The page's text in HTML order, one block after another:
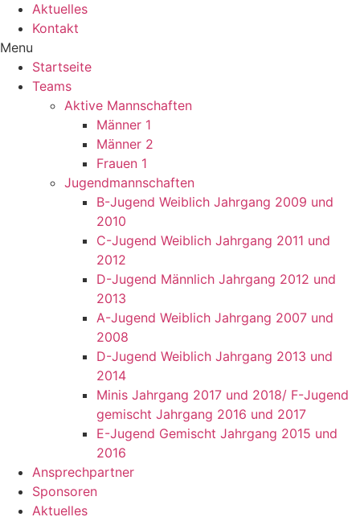
Aktuelles
Kontakt
Menu
Startseite
Teams
Aktive Mannschaften
Männer 1
Männer 2
Frauen 1
Jugendmannschaften
B-Jugend Weiblich Jahrgang 2009 und
2010
C-Jugend Weiblich Jahrgang 2011 und
2012
D-Jugend Männlich Jahrgang 2012 und
2013
A-Jugend Weiblich Jahrgang 2007 und
2008
D-Jugend Weiblich Jahrgang 2013 und
2014
Minis Jahrgang 2017 und 2018/ F-Jugend
gemischt Jahrgang 2016 und 2017
E-Jugend Gemischt Jahrgang 2015 und
2016
Ansprechpartner
Sponsoren
Aktuelles